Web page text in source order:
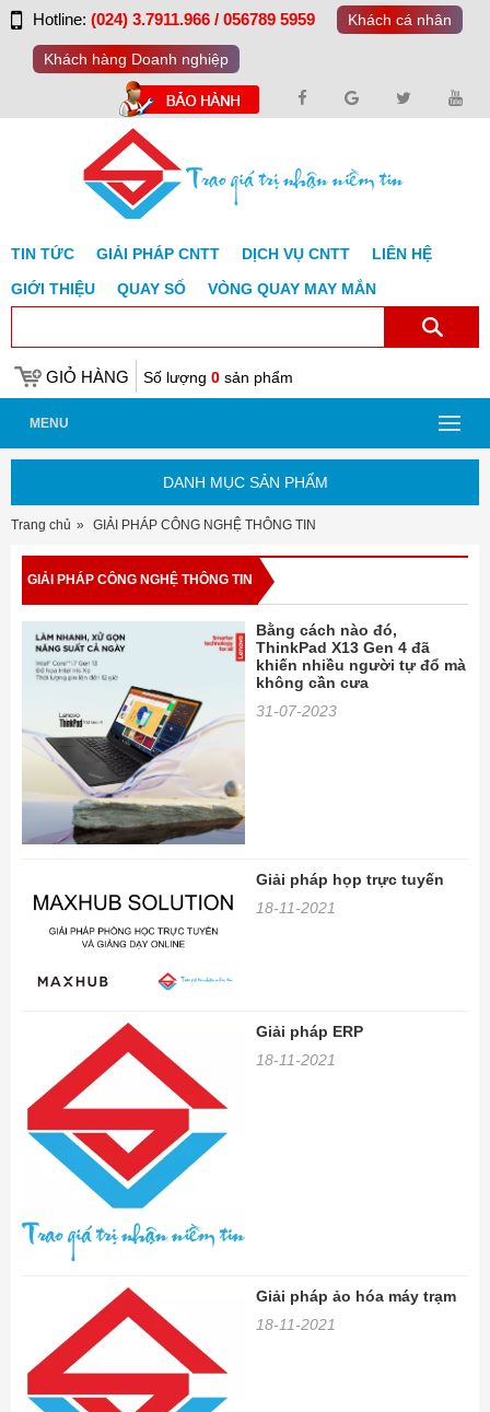
Hotline: (024) 3.7911.966 / 056789 5959 Khách cá nhân
Khách hàng Doanh nghiệp
TIN TỨC GIẢI PHÁP CNTT DỊCH VỤ CNTT
LIÊN HỆ
GIỚI THIỆU
QUAY SỐ VÒNG QUAY MAY MẮN
GIỎ HÀNG Số lượng 0 sản phẩm
MENU
DANH MỤC SẢN PHẨM
Trang chủ GIẢI PHÁP CÔNG NGHỆ THÔNG TIN
GIẢI PHÁP CÔNG NGHỆ THÔNG TIN
Bằng cách nào đó,
ThinkPad X13 Gen 4 đã
khiến nhiều người tự đổ mà
không cần cưa
31-07-2023
Giải pháp họp trực tuyến
18-11-2021
Giải pháp ERP
18-11-2021
Giải pháp ảo hóa máy trạm
18-11-2021